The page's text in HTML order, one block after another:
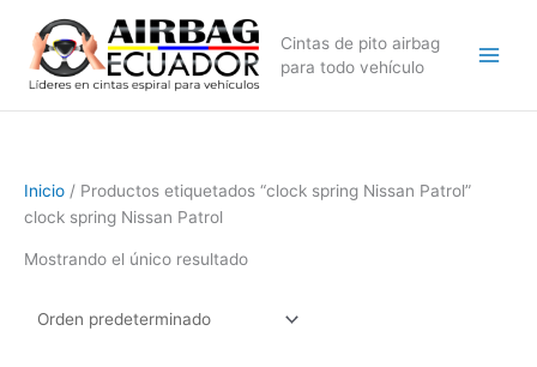
contenido
Cintas de pito airbag
para todo vehículo
Inicio / Productos etiquetados “clock spring Nissan Patrol”
clock spring Nissan Patrol
Mostrando el único resultado